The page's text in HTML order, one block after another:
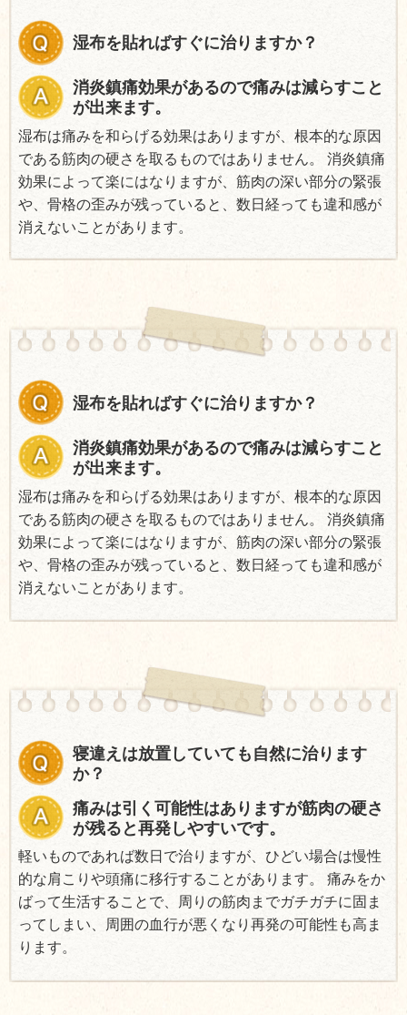
湿布を貼ればすぐに治りますか？
消炎鎮痛効果があるので痛みは減らすこと
が出来ます。
湿布は痛みを和らげる効果はありますが、根本的な原因
である筋肉の硬さを取るものではありません。 消炎鎮痛
効果によって楽にはなりますが、筋肉の深い部分の緊張
や、骨格の歪みが残っていると、数日経っても違和感が
消えないことがあります。
湿布を貼ればすぐに治りますか？
消炎鎮痛効果があるので痛みは減らすこと
が出来ます。
湿布は痛みを和らげる効果はありますが、根本的な原因
である筋肉の硬さを取るものではありません。 消炎鎮痛
効果によって楽にはなりますが、筋肉の深い部分の緊張
や、骨格の歪みが残っていると、数日経っても違和感が
消えないことがあります。
寝違えは放置していても自然に治ります
か？
痛みは引く可能性はありますが筋肉の硬さ
が残ると再発しやすいです。
軽いものであれば数日で治りますが、ひどい場合は慢性
的な肩こりや頭痛に移行することがあります。 痛みをか
ばって生活することで、周りの筋肉までガチガチに固ま
ってしまい、周囲の血行が悪くなり再発の可能性も高ま
ります。